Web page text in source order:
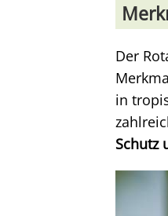
Der
in
Schutz